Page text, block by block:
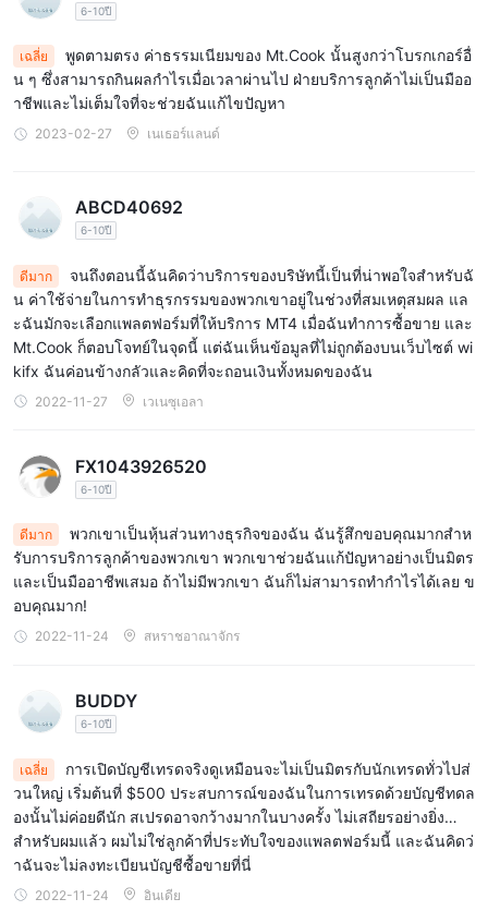
6-10ปี
เฉลี่ย
พูดตามตรง ค่าธรรมเนียมของ Mt.Cook นั้นสูงกว่าโบรกเกอร์อื่
น ๆ ซึ่งสามารถกินผลกำไรเมื่อเวลาผ่านไป ฝ่ายบริการลูกค้าไม่เป็นมืออ
าชีพและไม่เต็มใจที่จะช่วยฉันแก้ไขปัญหา
2023-02-27 เนเธอร์แลนด์
ABCD40692
6-10ปี
ดีมาก
จนถึงตอนนี้ฉันคิดว่าบริการของบริษัทนี้เป็นที่น่าพอใจสำหรับฉั
น ค่าใช้จ่ายในการทำธุรกรรมของพวกเขาอยู่ในช่วงที่สมเหตุสมผล แล
ะฉันมักจะเลือกแพลตฟอร์มที่ให้บริการ MT4 เมื่อฉันทำการซื้อขาย และ
Mt.Cook ก็ตอบโจทย์ในจุดนี้ แต่ฉันเห็นข้อมูลที่ไม่ถูกต้องบนเว็บไซต์ wi
kifx ฉันค่อนข้างกลัวและคิดที่จะถอนเงินทั้งหมดของฉัน
2022-11-27 เวเนซุเอลา
FX1043926520
6-10ปี
ดีมาก
พวกเขาเป็นหุ้นส่วนทางธุรกิจของฉัน ฉันรู้สึกขอบคุณมากสำห
รับการบริการลูกค้าของพวกเขา พวกเขาช่วยฉันแก้ปัญหาอย่างเป็นมิตร
และเป็นมืออาชีพเสมอ ถ้าไม่มีพวกเขา ฉันก็ไม่สามารถทำกำไรได้เลย ข
อบคุณมาก!
2022-11-24 สหราชอาณาจักร
BUDDY
6-10ปี
เฉลี่ย
การเปิดบัญชีเทรดจริงดูเหมือนจะไม่เป็นมิตรกับนักเทรดทั่วไปส่
วนใหญ่ เริ่มต้นที่ $500 ประสบการณ์ของฉันในการเทรดด้วยบัญชีทดล
องนั้นไม่ค่อยดีนัก สเปรดอาจกว้างมากในบางครั้ง ไม่เสถียรอย่างยิ่ง…
สำหรับผมแล้ว ผมไม่ใช่ลูกค้าที่ประทับใจของแพลตฟอร์มนี้ และฉันคิดว่
าฉันจะไม่ลงทะเบียนบัญชีซื้อขายที่นี่
2022-11-24 อินเดีย